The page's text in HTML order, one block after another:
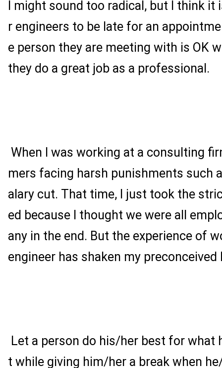
I might sound too radical, but I think it
r engineers to be late for an
e person they are meeting with is OK
they do a great job as a professional.
When I was working at a consulting
mers facing harsh punishments such
alary cut. That time, I just took the
ed because I thought we were all
any in the end. But the experience of
engineer has shaken my preconceived
Let a person do his/her best for what
t while giving him/her a break when